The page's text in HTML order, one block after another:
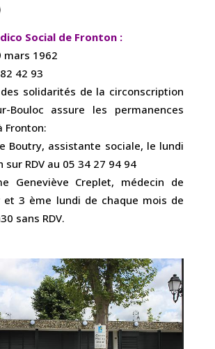
Social de Fronton :
mars 1962
42 93
solidarités de la circonscription
Bouloc assure les permanences
Fronton:
Boutry, assistante sociale, le lundi
sur RDV au 05 34 27 94 94
Geneviève Creplet, médecin de
et 3 ème lundi de chaque mois de
sans RDV.